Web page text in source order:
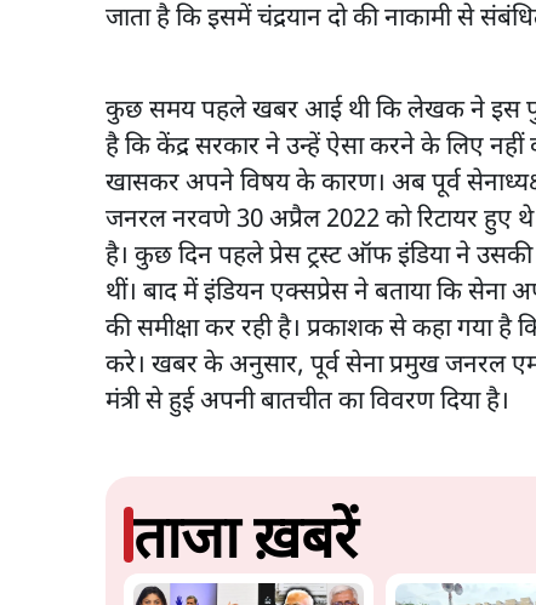
जाता है कि इसमें चंद्रयान दो की नाकामी से
कुछ समय पहले खबर आई थी कि लेखक ने इस
है कि केंद्र सरकार ने उन्हें ऐसा करने के लिए
खासकर अपने विषय के कारण। अब पूर्व
जनरल नरवणे 30 अप्रैल 2022 को रिटायर हुए
है। कुछ दिन पहले प्रेस ट्रस्ट ऑफ इंडिया ने
थीं। बाद में इंडियन एक्सप्रेस ने बताया कि सेना
की समीक्षा कर रही है। प्रकाशक से कहा गया है
करे। खबर के अनुसार, पूर्व सेना प्रमुख जनरल
मंत्री से हुई अपनी बातचीत का विवरण दिया है।
ताजा ख़बरें